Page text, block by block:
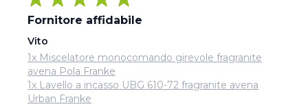
Fornitore affidabile
Vito
1x Miscelatore monocomando girevole fragranite
avena Pola Franke
1x Lavello a incasso UBG 610-72 fragranite avena
Urban Franke